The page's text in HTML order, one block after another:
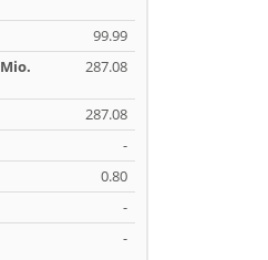
99.99
287.08
287.08
-
0.80
-
-